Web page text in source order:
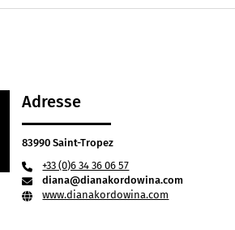
Adresse
83990 Saint-Tropez
+33 (0)6 34 36 06 57
diana@dianakordowina.com
www.dianakordowina.com